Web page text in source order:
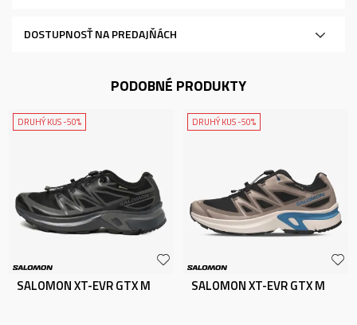
DOSTUPNOSŤ NA PREDAJŇÁCH
PODOBNÉ PRODUKTY
DRUHÝ KUS -50%
SALOMON XT-EVR GTX M
DRUHÝ KUS -50%
SALOMON XT-EVR GTX M